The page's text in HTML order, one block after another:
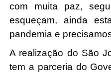
com muita paz,
esqueçam, ainda
pandemia e
A realização do São
tem a parceria do